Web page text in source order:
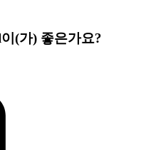
(가) 좋은가요?